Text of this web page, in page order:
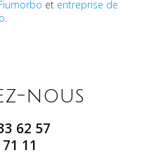
et entreprise de
nous
62 57
11